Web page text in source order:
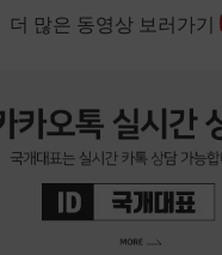
더 많은 동영상 보러가기